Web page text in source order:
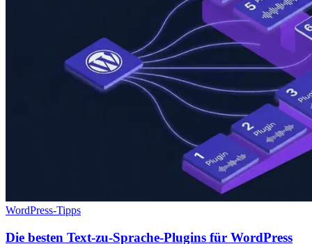
WordPress-Tipps
Die besten Text-zu-Sprache-Plugins für WordPress